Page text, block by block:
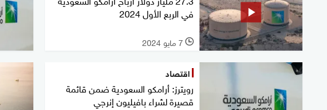
في الربع الأول 2024
l 7 مايو 2024
اقتصاد
رويترز: أرامكو السعودية ضمن قائمة
قصيرة لشراء بافيليون إنرجي